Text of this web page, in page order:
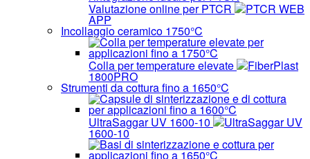
Valutazione online per PTCR PTCR WEB
APP
Incollaggio ceramico 1750°C
Colla per temperature elevate FiberPlast
1800PRO
Strumenti da cottura fino a 1650°C
UltraSaggar UV 1600-10 UltraSaggar UV
1600-10